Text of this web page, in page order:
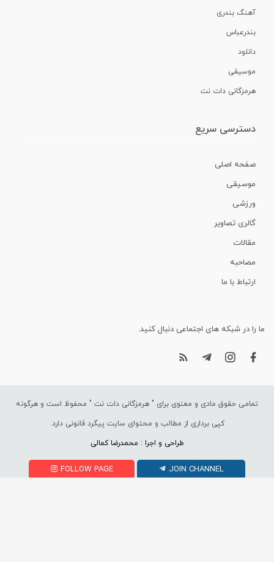
آهنگ بندری
بندرعباس
دانلود
موسیقی
هرمزگانی دات نت
دسترسی سریع
صفحه اصلی
موسیقی
ورزشی
گالری تصاویر
مقالات
مصاحبه
ارتباط با ما
ما را در شبکه های اجتماعی دنبال کنید.
تمامی حقوق مادی و معنوی برای " هرمزگانی دات نت " محفوظ است و هرگونه
کپی برداری از مطالب و محتوای سایت پیگرد قانونی دارد.
طراحی و اجرا : محمدرضا کمالی
FOLLOW PAGE JOIN CHANNEL